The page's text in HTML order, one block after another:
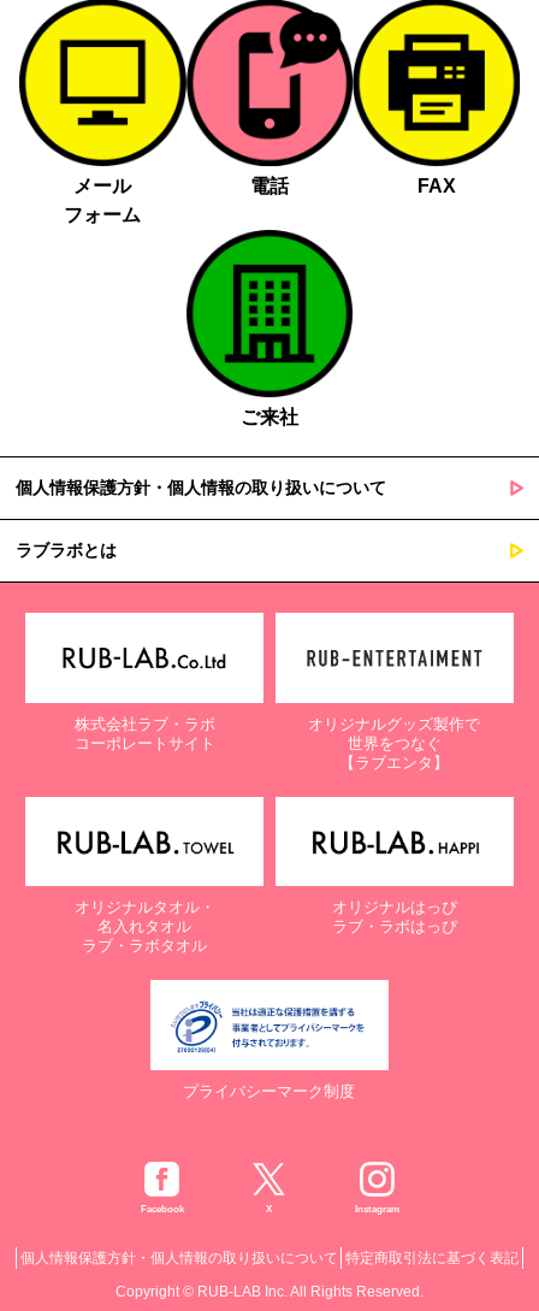
メール
フォーム
電話 FAX
ご来社
個人情報保護方針・個人情報の取り扱いについて
ラブラボとは
株式会社ラブ・ラボ
コーポレートサイト
オリジナルグッズ製作で
世界をつなぐ
【ラブエンタ】
オリジナルタオル・
名入れタオル
ラブ・ラボタオル
オリジナルはっぴ
ラブ・ラボはっぴ
プライバシーマーク制度
Facebook X Instagram
個人情報保護方針・個人情報の取り扱いについて 特定商取引法に基づく表記
Copyright © RUB-LAB Inc. All Rights Reserved.